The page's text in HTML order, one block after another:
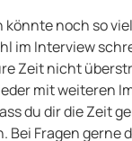
könnte noch so
im Interview
Zeit nicht
mit weiteren
du dir die Zeit
Bei Fragen gerne